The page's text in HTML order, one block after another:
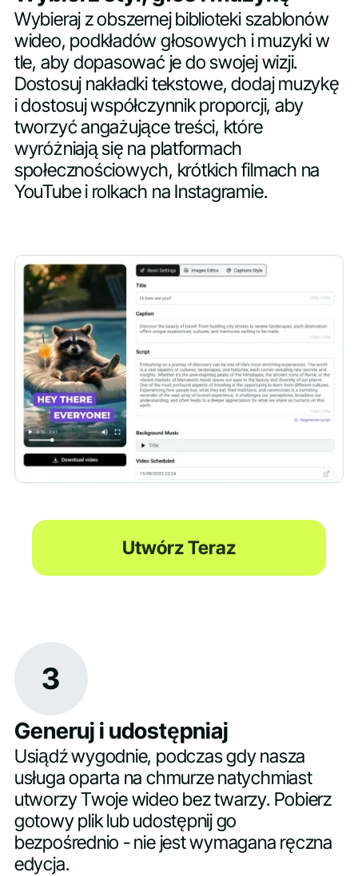
Wybieraj z obszernej biblioteki szablonów
wideo, podkładów głosowych i muzyki w
tle, aby dopasować je do swojej wizji.
Dostosuj nakładki tekstowe, dodaj muzykę
i dostosuj współczynnik proporcji, aby
tworzyć angażujące treści, które
wyróżniają się na platformach
społecznościowych, krótkich filmach na
YouTube i rolkach na Instagramie.
Utwórz Teraz
3
Generuj i udostępniaj
Usiądź wygodnie, podczas gdy nasza
usługa oparta na chmurze natychmiast
utworzy Twoje wideo bez twarzy. Pobierz
gotowy plik lub udostępnij go
bezpośrednio - nie jest wymagana ręczna
edycja.